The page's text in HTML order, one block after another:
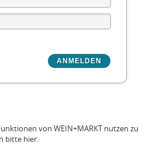
von WEIN+MARKT nutzen zu
bitte hier.